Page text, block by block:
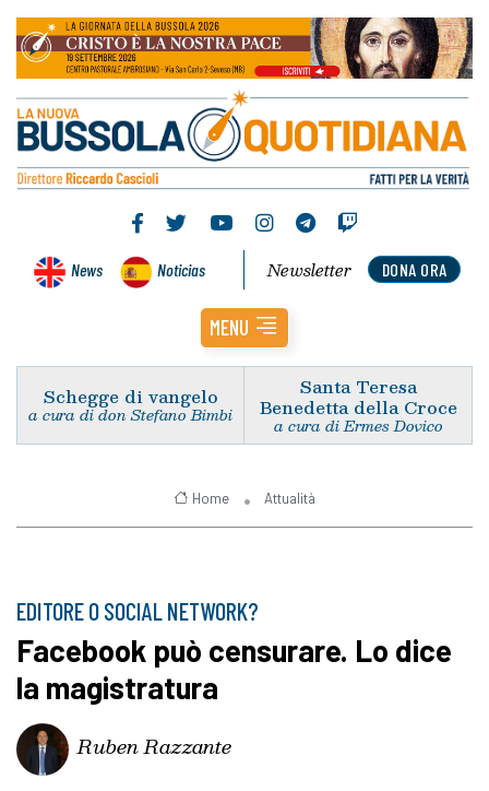
News Noticias DONA ORA
Newsletter
MENU
Schegge di vangelo
a cura di don Stefano Bimbi
Santa Teresa
Benedetta della Croce
a cura di Ermes Dovico
Home Attualità
EDITORE O SOCIAL NETWORK?
Facebook può censurare. Lo dice
la magistratura
Ruben Razzante